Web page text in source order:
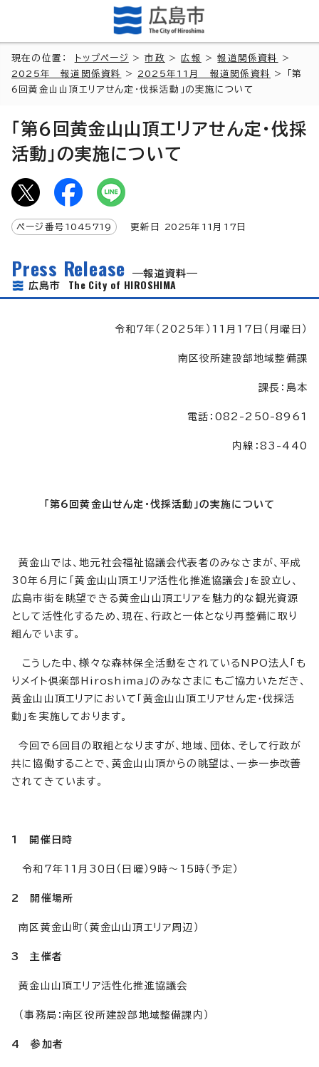
現在の位置： トップページ >市政 >広報 >報道関係資料
>
2025年 報道関係資料
> 2025年11月 報道関係資料
> 「第
6回黄金山山頂エリアせん定・伐採活動」の実施について
「第6回黄金山山頂エリアせん定・伐採
活動」の実施について
ページ番号 1045719 更新日 2025年 11 月 17 日
Press Release
報道資料
広島市 The City of HIROSHIMA
令和7年（2025年）11月17日（月曜日）
南区役所建設部地域整備課
課長：島本
電話：082-250-8961
内線：83-440
「第6回黄金山せん定・伐採活動」の実施について
黄金山では、地元社会福祉協議会代表者のみなさまが、平成
30年6月に「黄金山山頂エリア活性化推進協議会」を設立し、
広島市街を眺望できる黄金山山頂エリアを魅力的な観光資源
として活性化するため、現在、行政と一体となり再整備に取り
組んでいます。
こうした中、様々な森林保全活動をされているNPO法人「も
りメイト倶楽部Hiroshima」のみなさまにもご協力いただき、
黄金山山頂エリアにおいて「黄金山山頂エリアせん定・伐採活
動」を実施しております。
今回で6回目の取組となりますが、地域、団体、そして行政が
共に協働することで、黄金山山頂からの眺望は、一歩一歩改善
されてきています。
1 開催日時
令和7年11月30日（日曜）9時～15時（予定）
2 開催場所
南区黄金山町（黄金山山頂エリア周辺）
3 主催者
黄金山山頂エリア活性化推進協議会
（事務局：南区役所建設部地域整備課内）
4 参加者